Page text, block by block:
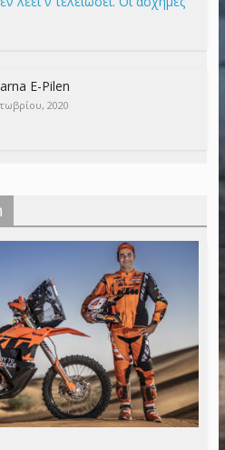
E-Pilen
2020